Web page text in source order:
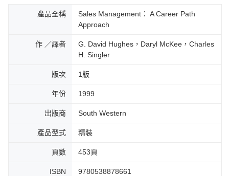
產品全稱
Sales Management： A Career Path
Approach
作 ／譯者
G. David Hughes，Daryl McKee，Charles
H. Singler
版次 1版
年份 1999
出版商 South Western
產品型式 精裝
頁數 453頁
ISBN 9780538878661